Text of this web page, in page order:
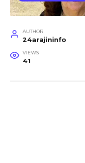
AUTHOR
24arajininfo
VIEWS
41